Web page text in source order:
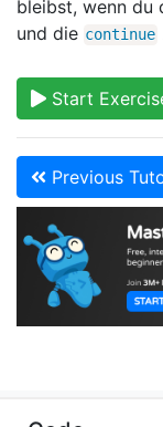
bleibst, wenn du
und die continue
Start
Previous
Copyright ©